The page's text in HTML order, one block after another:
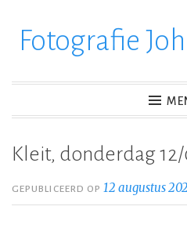
verderFotografie
Kleit, donderdag
GEPUBLICEERD OP12 augustus